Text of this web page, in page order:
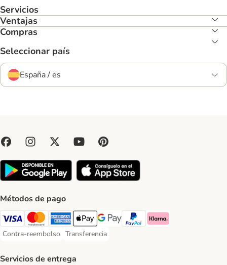
Servicios
Ventajas
Compras
Seleccionar país
España / es
Métodos de pago
Visa Payment Method
Mastercard Payment Method
American Express Payment Method
Apple Pay Payment Method
Google Pay Payment Method
PayPal Payment Method
Klarna Payment Method
Contra-reembolso
Contra-reembolso Payment Method
Transferencia
Transferencia Payment Method
Servicios de entrega